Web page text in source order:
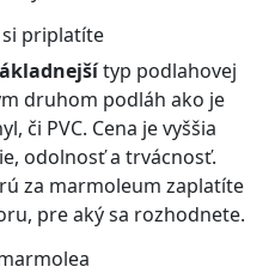
priplatíte
typ podlahovej
druhom podláh ako je
či PVC. Cena je vyššia
odolnosť a trvácnosť.
za marmoleum zaplatíte
pre aký sa rozhodnete.